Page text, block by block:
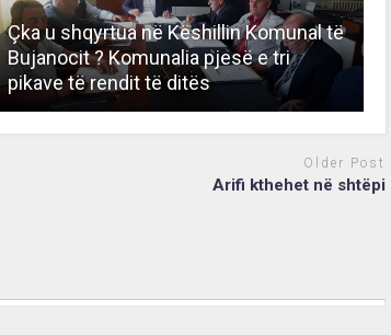
Çka u shqyrtua në Këshillin Komunal të
Bujanocit ? Komunalia pjesë e tri
pikave të rendit të ditës
Older Post
Arifi kthehet në shtëpi